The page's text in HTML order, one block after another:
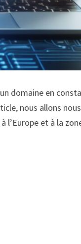
domaine en
nous allons
et à la